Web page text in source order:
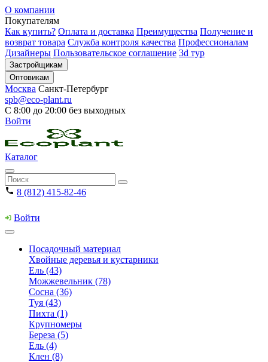
О компании
Покупателям
Как купить? Оплата и доставка Преимущества Получение и
возврат товара Служба контроля качества Профессионалам
Дизайнеры Пользовательское соглашение 3d тур
Застройщикам
Оптовикам
Москва Санкт-Петербург
spb@eco-plant.ru
С 8:00 до 20:00 без выходных
Войти
Каталог
8 (812) 415-82-46
Войти
Посадочный материал
Хвойные деревья и кустарники
Ель (43)
Можжевельник (78)
Сосна (36)
Туя (43)
Пихта (1)
Крупномеры
Береза (5)
Ель (4)
Клен (8)